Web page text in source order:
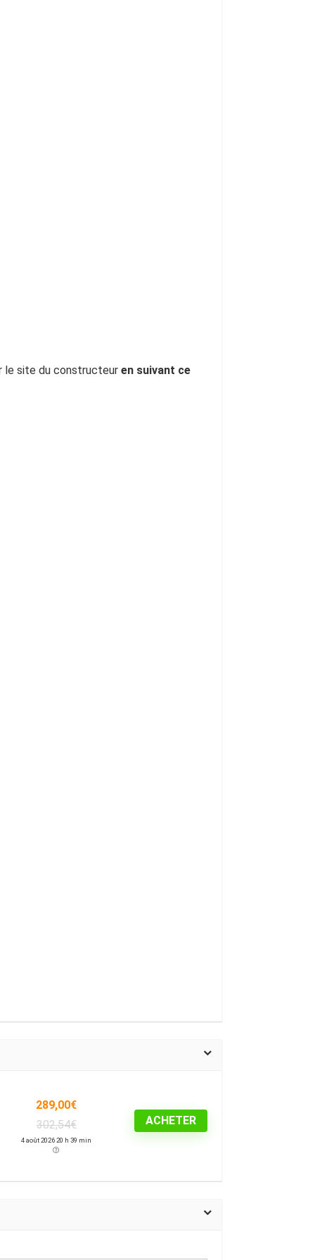
le site du constructeur en suivant ce
289,00€
302,54€
4 août 2026 20 h 39 min
ACHETER